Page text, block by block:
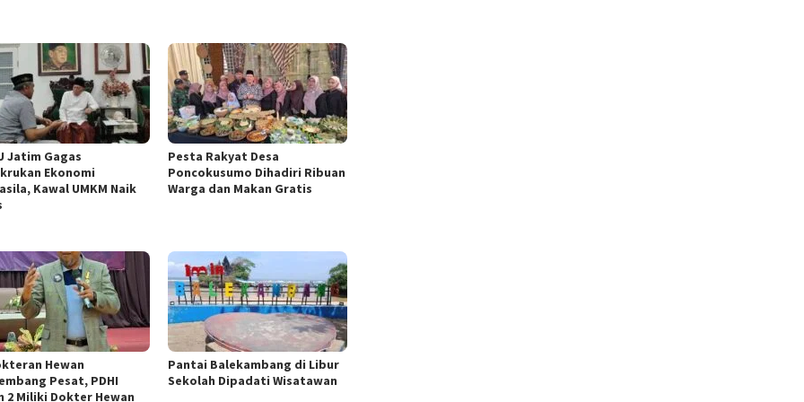
Jatim Gagas
Ekonomi
Kawal UMKM Naik
Pesta Rakyat Desa
Poncokusumo Dihadiri Ribuan
Warga dan Makan Gratis
Hewan
Pesat, PDHI
2 Miliki Dokter Hewan
Pantai Balekambang di Libur
Sekolah Dipadati Wisatawan